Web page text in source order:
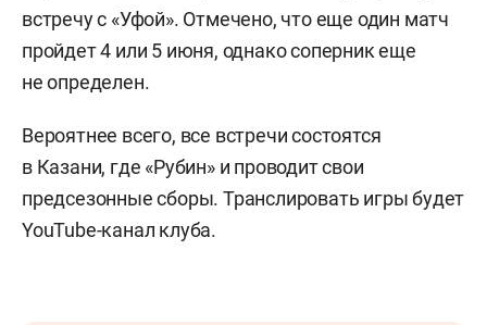
встречу с «Уфой». Отмечено, что еще один матч
пройдет 4 или 5 июня, однако соперник еще
не определен.
Вероятнее всего, все встречи состоятся
в Казани, где «Рубин» и проводит свои
предсезонные сборы. Транслировать игры будет
YouTube-канал клуба.